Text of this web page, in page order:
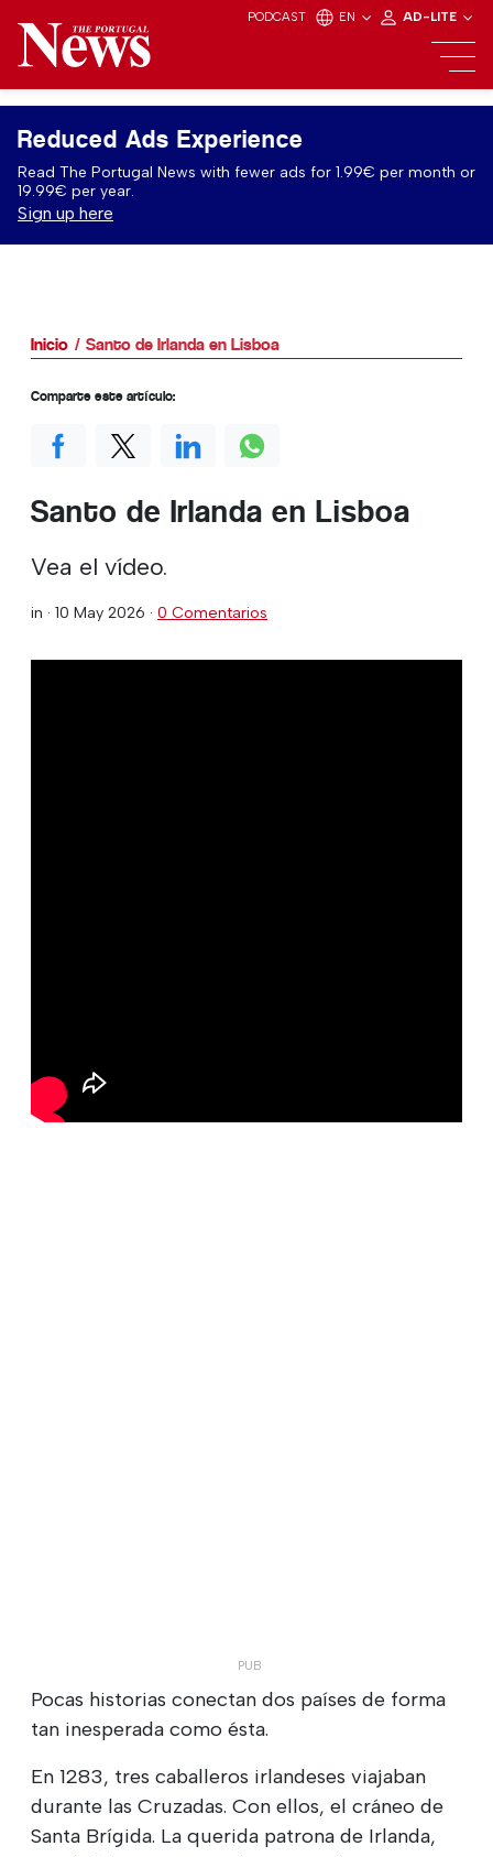
PODCAST EN AD-LITE
Reduced Ads Experience
Read The Portugal News with fewer ads for 1.99€ per month or
19.99€ per year.
Sign up here
Inicio Santo de Irlanda en Lisboa
Santo de Irlanda en Lisboa
Vea el vídeo.
in · 10 May 2026 · 0 Comentarios
Pocas historias conectan dos países de forma
tan inesperada como ésta.
En 1283, tres caballeros irlandeses viajaban
durante las Cruzadas. Con ellos, el cráneo de
Santa Brígida. La querida patrona de Irlanda,
Comparte este artículo: